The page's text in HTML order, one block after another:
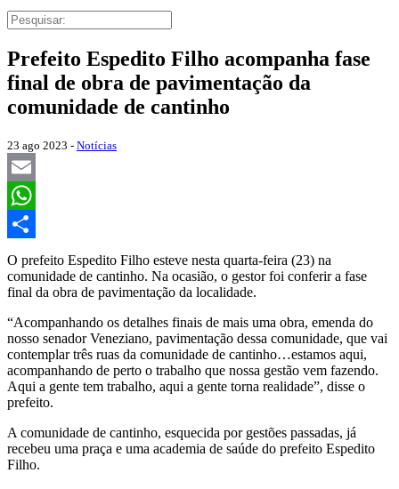
Prefeito Espedito Filho acompanha fase
final de obra de pavimentação da
comunidade de cantinho
23 ago 2023 - Notícias
Email
WhatsApp
Share
O prefeito Espedito Filho esteve nesta quarta-feira (23) na
comunidade de cantinho. Na ocasião, o gestor foi conferir a fase
final da obra de pavimentação da localidade.
“Acompanhando os detalhes finais de mais uma obra, emenda do
nosso senador Veneziano, pavimentação dessa comunidade, que vai
contemplar três ruas da comunidade de cantinho…estamos aqui,
acompanhando de perto o trabalho que nossa gestão vem fazendo.
Aqui a gente tem trabalho, aqui a gente torna realidade”, disse o
prefeito.
A comunidade de cantinho, esquecida por gestões passadas, já
recebeu uma praça e uma academia de saúde do prefeito Espedito
Filho.